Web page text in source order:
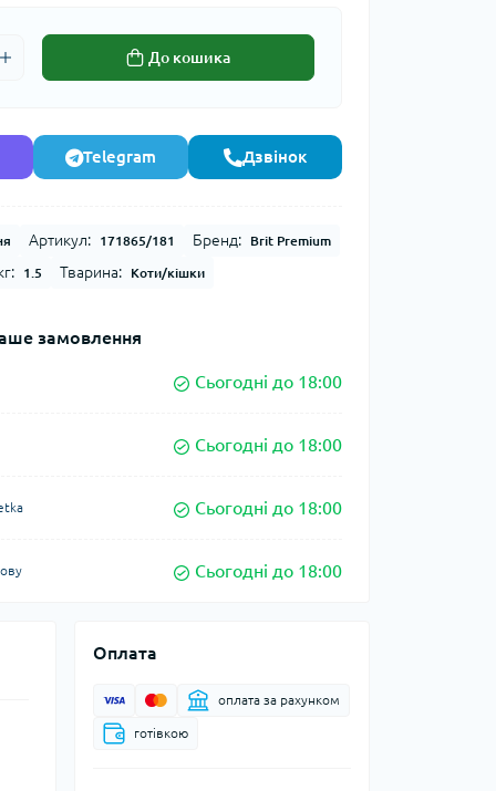
До кошика
Telegram Дзвінок
Артикул: 171865/181 Бренд: Brit Premium
1.5 Тварина: Коти/кішки
замовлення
Сьогодні до 18:00
Сьогодні до 18:00
Сьогодні до 18:00
Сьогодні до 18:00
Оплата
оплата за рахунком
готівкою